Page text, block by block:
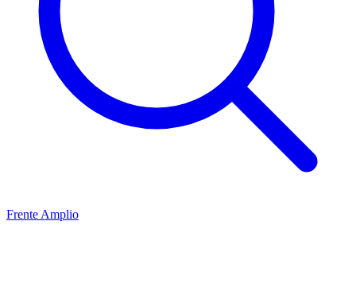
Frente Amplio